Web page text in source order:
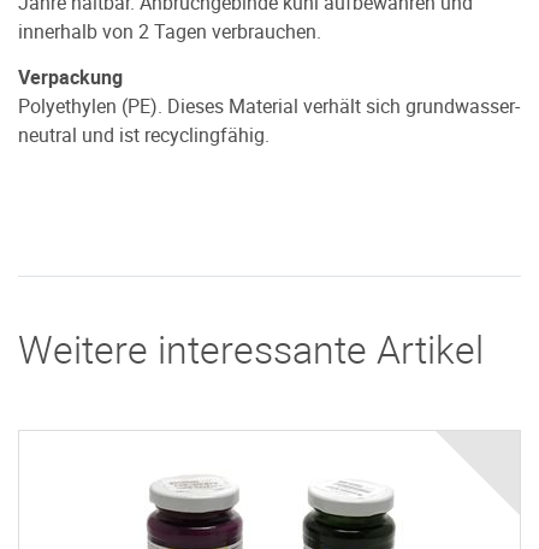
innerhalb von 2 Tagen verbrauchen.
Verpackung
Polyethylen (PE). Dieses Material verhält sich grundwasser-
neutral und ist recyclingfähig.
Weitere interessante Artikel